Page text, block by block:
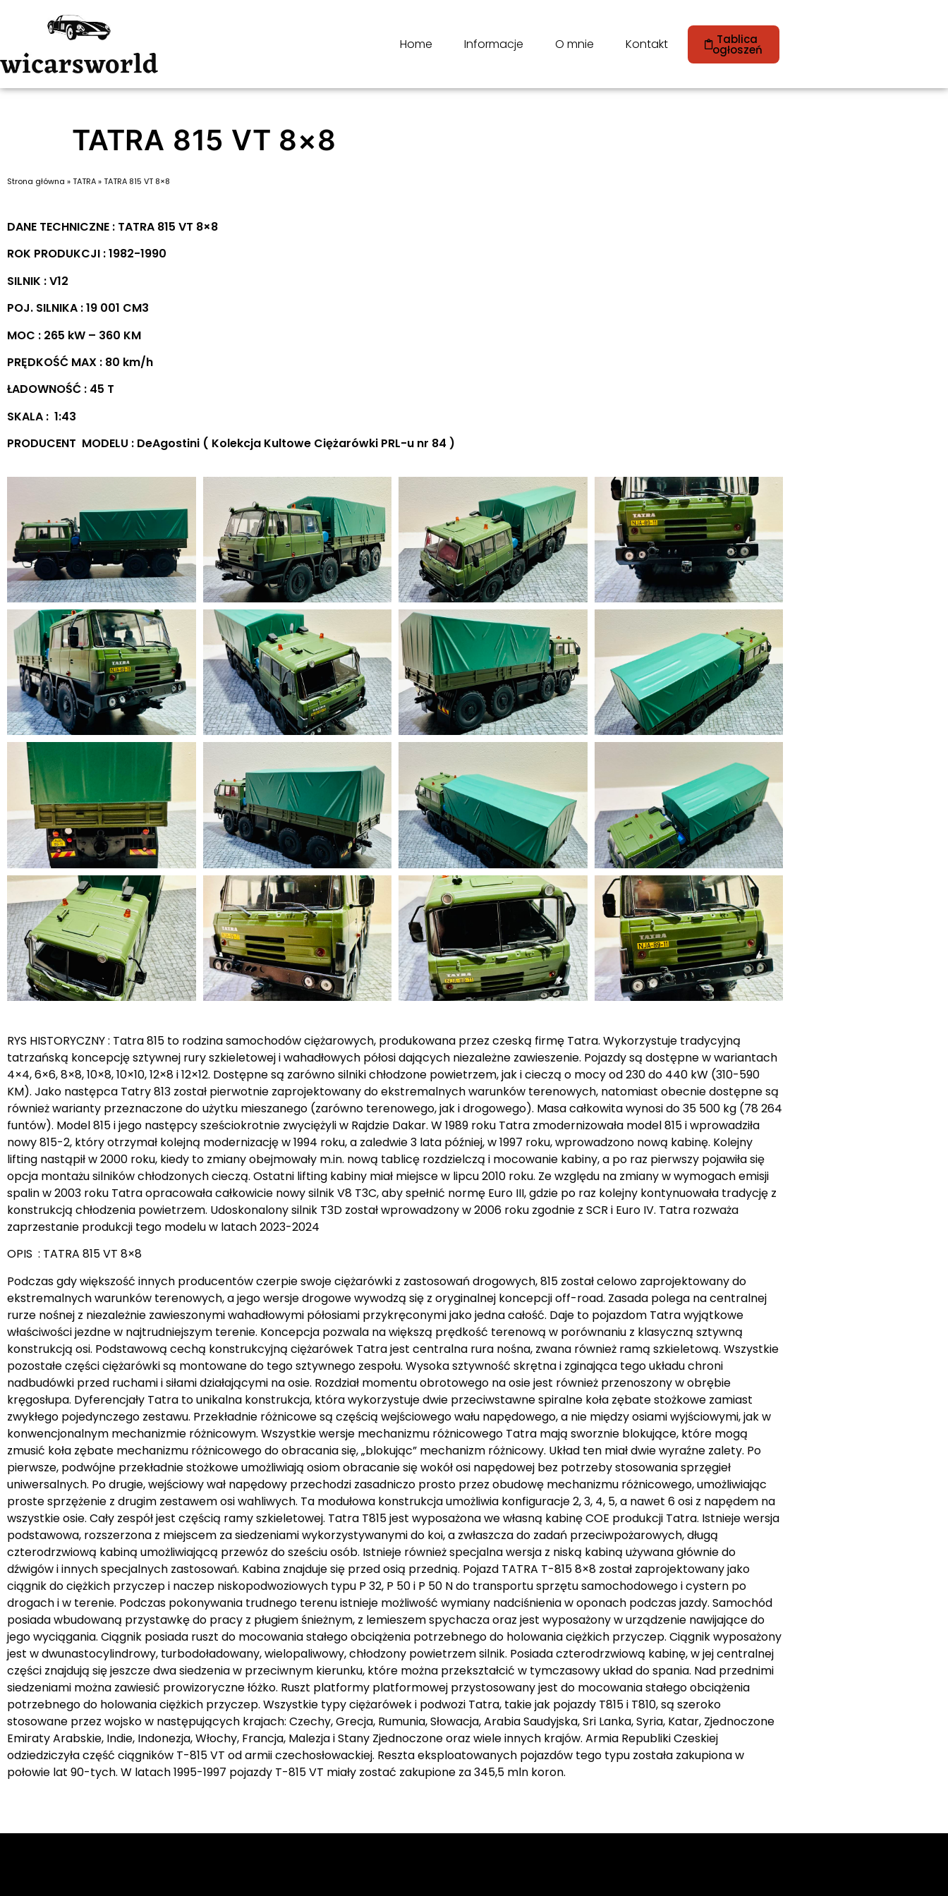
Home Informacje O mnie Kontakt Tablica
ogłoszeń
TATRA 815 VT 8×8
Strona główna »TATRA»TATRA 815 VT 8×8
DANE TECHNICZNE : TATRA 815 VT 8×8
ROK PRODUKCJI : 1982-1990
SILNIK : V12
POJ. SILNIKA : 19 001 CM3
MOC : 265 kW – 360 KM
PRĘDKOŚĆ MAX : 80 km/h
ŁADOWNOŚĆ : 45 T
SKALA : 1:43
PRODUCENT MODELU : DeAgostini ( Kolekcja Kultowe Ciężarówki PRL-u nr 84 )
RYS HISTORYCZNY : Tatra 815 to rodzina samochodów ciężarowych, produkowana przez czeską firmę Tatra. Wykorzystuje tradycyjną
tatrzańską koncepcję sztywnej rury szkieletowej i wahadłowych półosi dających niezależne zawieszenie. Pojazdy są dostępne w wariantach
4×4, 6×6, 8×8, 10×8, 10×10, 12×8 i 12×12. Dostępne są zarówno silniki chłodzone powietrzem, jak i cieczą o mocy od 230 do 440 kW (310-590
KM). Jako następca Tatry 813 został pierwotnie zaprojektowany do ekstremalnych warunków terenowych, natomiast obecnie dostępne są
również warianty przeznaczone do użytku mieszanego (zarówno terenowego, jak i drogowego). Masa całkowita wynosi do 35 500 kg (78 264
funtów). Model 815 i jego następcy sześciokrotnie zwyciężyli w Rajdzie Dakar. W 1989 roku Tatra zmodernizowała model 815 i wprowadziła
nowy 815-2, który otrzymał kolejną modernizację w 1994 roku, a zaledwie 3 lata później, w 1997 roku, wprowadzono nową kabinę. Kolejny
lifting nastąpił w 2000 roku, kiedy to zmiany obejmowały m.in. nową tablicę rozdzielczą i mocowanie kabiny, a po raz pierwszy pojawiła się
opcja montażu silników chłodzonych cieczą. Ostatni lifting kabiny miał miejsce w lipcu 2010 roku. Ze względu na zmiany w wymogach emisji
spalin w 2003 roku Tatra opracowała całkowicie nowy silnik V8 T3C, aby spełnić normę Euro III, gdzie po raz kolejny kontynuowała tradycję z
konstrukcją chłodzenia powietrzem. Udoskonalony silnik T3D został wprowadzony w 2006 roku zgodnie z SCR i Euro IV. Tatra rozważa
zaprzestanie produkcji tego modelu w latach 2023-2024
OPIS : TATRA 815 VT 8×8
Podczas gdy większość innych producentów czerpie swoje ciężarówki z zastosowań drogowych, 815 został celowo zaprojektowany do
ekstremalnych warunków terenowych, a jego wersje drogowe wywodzą się z oryginalnej koncepcji off-road. Zasada polega na centralnej
rurze nośnej z niezależnie zawieszonymi wahadłowymi półosiami przykręconymi jako jedna całość. Daje to pojazdom Tatra wyjątkowe
właściwości jezdne w najtrudniejszym terenie. Koncepcja pozwala na większą prędkość terenową w porównaniu z klasyczną sztywną
konstrukcją osi. Podstawową cechą konstrukcyjną ciężarówek Tatra jest centralna rura nośna, zwana również ramą szkieletową. Wszystkie
pozostałe części ciężarówki są montowane do tego sztywnego zespołu. Wysoka sztywność skrętna i zginająca tego układu chroni
nadbudówki przed ruchami i siłami działającymi na osie. Rozdział momentu obrotowego na osie jest również przenoszony w obrębie
kręgosłupa. Dyferencjały Tatra to unikalna konstrukcja, która wykorzystuje dwie przeciwstawne spiralne koła zębate stożkowe zamiast
zwykłego pojedynczego zestawu. Przekładnie różnicowe są częścią wejściowego wału napędowego, a nie między osiami wyjściowymi, jak w
konwencjonalnym mechanizmie różnicowym. Wszystkie wersje mechanizmu różnicowego Tatra mają sworznie blokujące, które mogą
zmusić koła zębate mechanizmu różnicowego do obracania się, „blokując” mechanizm różnicowy. Układ ten miał dwie wyraźne zalety. Po
pierwsze, podwójne przekładnie stożkowe umożliwiają osiom obracanie się wokół osi napędowej bez potrzeby stosowania sprzęgieł
uniwersalnych. Po drugie, wejściowy wał napędowy przechodzi zasadniczo prosto przez obudowę mechanizmu różnicowego, umożliwiając
proste sprzężenie z drugim zestawem osi wahliwych. Ta modułowa konstrukcja umożliwia konfiguracje 2, 3, 4, 5, a nawet 6 osi z napędem na
wszystkie osie. Cały zespół jest częścią ramy szkieletowej. Tatra T815 jest wyposażona we własną kabinę COE produkcji Tatra. Istnieje wersja
podstawowa, rozszerzona z miejscem za siedzeniami wykorzystywanymi do koi, a zwłaszcza do zadań przeciwpożarowych, długą
czterodrzwiową kabiną umożliwiającą przewóz do sześciu osób. Istnieje również specjalna wersja z niską kabiną używana głównie do
dźwigów i innych specjalnych zastosowań. Kabina znajduje się przed osią przednią. Pojazd TATRA T-815 8×8 został zaprojektowany jako
ciągnik do ciężkich przyczep i naczep niskopodwoziowych typu P 32, P 50 i P 50 N do transportu sprzętu samochodowego i cystern po
drogach i w terenie. Podczas pokonywania trudnego terenu istnieje możliwość wymiany nadciśnienia w oponach podczas jazdy. Samochód
posiada wbudowaną przystawkę do pracy z pługiem śnieżnym, z lemieszem spychacza oraz jest wyposażony w urządzenie nawijające do
jego wyciągania. Ciągnik posiada ruszt do mocowania stałego obciążenia potrzebnego do holowania ciężkich przyczep. Ciągnik wyposażony
jest w dwunastocylindrowy, turbodoładowany, wielopaliwowy, chłodzony powietrzem silnik. Posiada czterodrzwiową kabinę, w jej centralnej
części znajdują się jeszcze dwa siedzenia w przeciwnym kierunku, które można przekształcić w tymczasowy układ do spania. Nad przednimi
siedzeniami można zawiesić prowizoryczne łóżko. Ruszt platformy platformowej przystosowany jest do mocowania stałego obciążenia
potrzebnego do holowania ciężkich przyczep. Wszystkie typy ciężarówek i podwozi Tatra, takie jak pojazdy T815 i T810, są szeroko
stosowane przez wojsko w następujących krajach: Czechy, Grecja, Rumunia, Słowacja, Arabia Saudyjska, Sri Lanka, Syria, Katar, Zjednoczone
Emiraty Arabskie, Indie, Indonezja, Włochy, Francja, Malezja i Stany Zjednoczone oraz wiele innych krajów. Armia Republiki Czeskiej
odziedziczyła część ciągników T-815 VT od armii czechosłowackiej. Reszta eksploatowanych pojazdów tego typu została zakupiona w
połowie lat 90-tych. W latach 1995-1997 pojazdy T-815 VT miały zostać zakupione za 345,5 mln koron.